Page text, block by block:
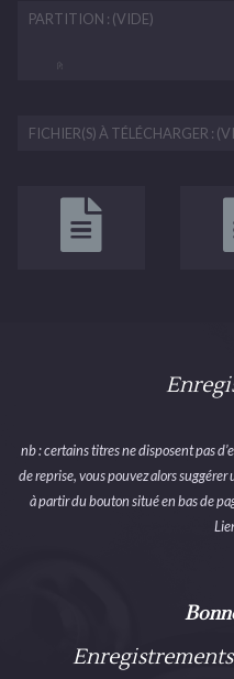
PARTITION : (VIDE)
FICHIER(S) À TÉLÉCHARGER :
nb : certains titres ne disposent pas
de reprise, vous pouvez alors
à partir du bouton situé en bas de